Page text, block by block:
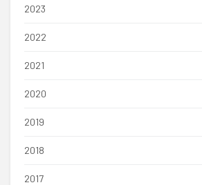
2023
2022
2021
2020
2019
2018
2017